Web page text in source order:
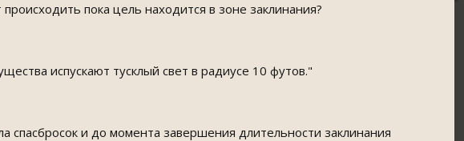
пока цель находится в зоне заклинания?
испускают тусклый свет в радиусе 10 футов."
спасбросок и до момента завершения длительности заклинания